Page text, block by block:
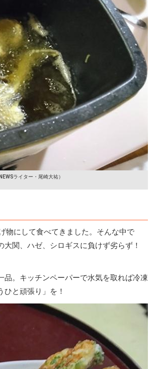
ライター・尾崎大祐）
物にして食べてきました。そんな中で
関、ハゼ、シロギスに負けず劣らず！
。キッチンペーパーで水気を取れば冷凍
と頑張り」を！